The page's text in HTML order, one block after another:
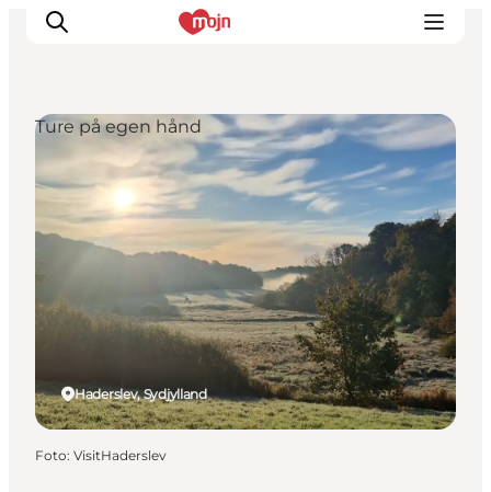
Oplevelser
Byer & Steder
Det sker
Planlæg din ferie
Booking
Haderslev, Sydjylland
Ture på egen hånd
Foto: VisitHaderslev